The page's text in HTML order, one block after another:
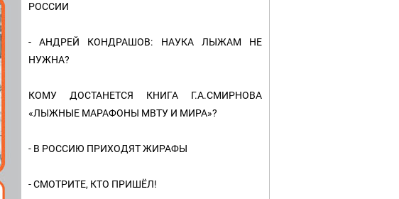
РОССИИ
- АНДРЕЙ КОНДРАШОВ: НАУКА ЛЫЖАМ НЕ
НУЖНА?
КОМУ ДОСТАНЕТСЯ КНИГА Г.А.СМИРНОВА
«ЛЫЖНЫЕ МАРАФОНЫ МВТУ И МИРА»?
- В РОССИЮ ПРИХОДЯТ ЖИРАФЫ
- СМОТРИТЕ, КТО ПРИШЁЛ!